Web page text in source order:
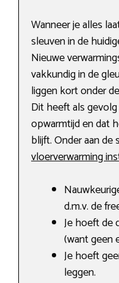
Wanneer je alles
sleuven in de
Nieuwe
vakkundig in de
liggen kort onder
Dit heeft als
opwarmtijd en dat
blijft. Onder aan de
vloerverwarming
d.m.v. de
Je hoeft de
(want geen
Je hoeft
leggen.